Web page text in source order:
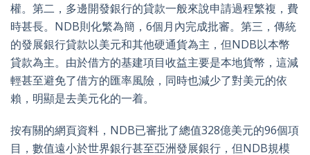
權。第二，多邊開發銀行的貸款一般來說申請過程繁複，費
時甚長。NDB則化繁為簡，6個月內完成批審。第三，傳統
的發展銀行貸款以美元和其他硬通貨為主，但NDB以本幣
貸款為主。由於借方的基建項目收益主要是本地貨幣，這減
輕甚至避免了借方的匯率風險，同時也減少了對美元的依
賴，明顯是去美元化的一着。
按有關的網頁資料，NDB已審批了總值328億美元的96個項
目，數值遠小於世界銀行甚至亞洲發展銀行，但NDB規模